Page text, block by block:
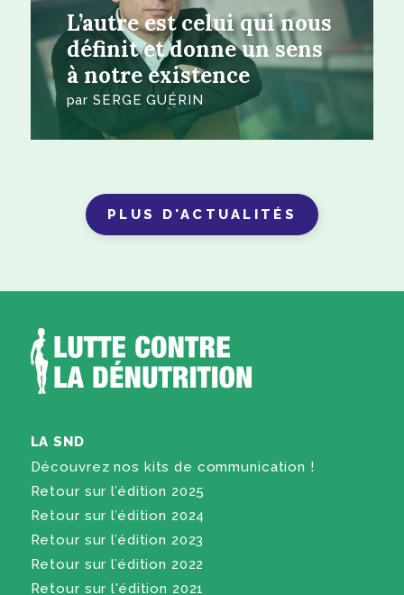
L’autre est celui qui nous
définit et donne un sens
à notre existence
par SERGE GUÉRIN
PLUS D'ACTUALITÉS
LA SND
Découvrez nos kits de communication !
Retour sur l’édition 2025
Retour sur l’édition 2024
Retour sur l’édition 2023
Retour sur l’édition 2022
Retour sur l'édition 2021